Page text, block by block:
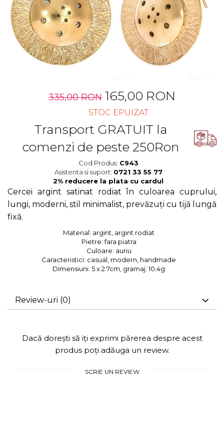
Bănuț Moț Personalizat
Seturi Brățări Personalizate
Seturi Lănțișoare Personalizate
Cadouri Corporate
Bijuterii Personalizate Spotify
Cercei Fashion
Coliere Argint
Seturi Argint
Bijuterii Fashion
Accesorii
335,00 RON 165,00 RON
STOC EPUIZAT
Transport GRATUIT la
comenzi de peste 250Ron
Cercei argint satinat rodiat în culoarea cuprului,
lungi, moderni, stil minimalist, prevăzuți cu tijă lungă
fixă.
Material: argint, argint rodiat
Pietre:fara piatra
Culoare: auriu
Caracteristici: casual, modern, handmade
Dimensiuni: 5 x 2.7cm, gramaj: 10.4g
Cod Produs: C943
Asistenta si suport: 0721 33 55 77
Review-uri (0)
Dacă dorești să iți exprimi părerea despre acest
produs poți adăuga un review.
SCRIE UN REVIEW